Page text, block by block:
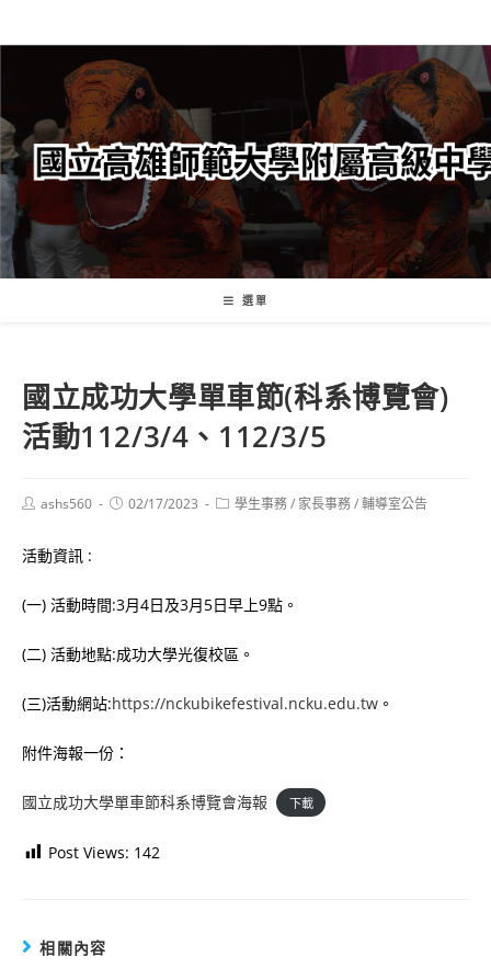
轉
要
內
容
選單
國立成功大學單車節(科系博覽會)
活動112/3/4、112/3/5
Postashs560
Post02/17/2023
Post學生事務/ 家長事務/輔導室公告
活動資訊 :
(一) 活動時間:3月4日及3月5日早上9點。
(二) 活動地點:成功大學光復校區。
(三)活動網站:https://nckubikefestival.ncku.edu.tw 。
附件海報一份：
國立成功大學單車節科系博覽會海報 下載
Post Views: 142
相關內容